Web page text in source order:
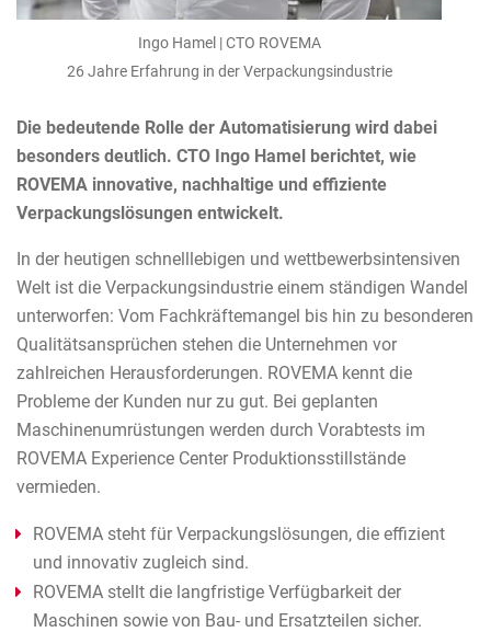
Ingo Hamel | CTO ROVEMA
26 Jahre Erfahrung in der Verpackungsindustrie
Die bedeutende Rolle der Automatisierung wird dabei
besonders deutlich. CTO Ingo Hamel berichtet, wie
ROVEMA innovative, nachhaltige und effiziente
Verpackungslösungen entwickelt.
In der heutigen schnelllebigen und wettbewerbsintensiven
Welt ist die Verpackungsindustrie einem ständigen Wandel
unterworfen: Vom Fachkräftemangel bis hin zu besonderen
Qualitätsansprüchen stehen die Unternehmen vor
zahlreichen Herausforderungen. ROVEMA kennt die
Probleme der Kunden nur zu gut. Bei geplanten
Maschinenumrüstungen werden durch Vorabtests im
ROVEMA Experience Center Produktionsstillstände
vermieden.
ROVEMA steht für Verpackungslösungen, die effizient
und innovativ zugleich sind.
ROVEMA stellt die langfristige Verfügbarkeit der
Maschinen sowie von Bau- und Ersatzteilen sicher.